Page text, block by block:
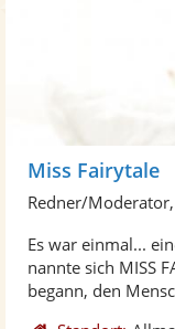
Miss Fairytale
Redner/
Es war einmal...
nannte sich MISS
begann, den